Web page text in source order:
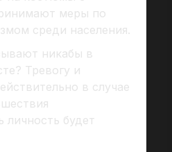
меры по
среди населения.
никабы в
Тревогу и
в случае
личность будет